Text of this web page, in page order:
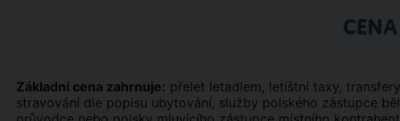
CENA
Základní cena zahrnuje: přelet letadlem, letištní taxy,
stravování dle popisu ubytování, služby polského zástupce